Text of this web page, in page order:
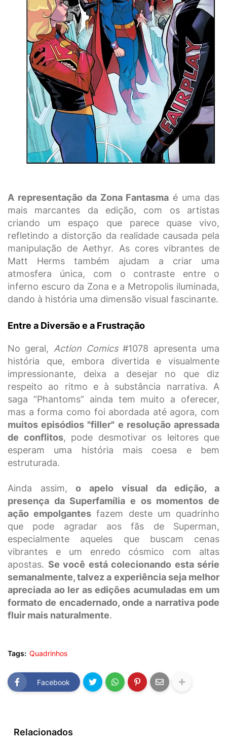
A representação da Zona Fantasma é uma das
mais marcantes da edição, com os artistas
criando um espaço que parece quase vivo,
refletindo a distorção da realidade causada pela
manipulação de Aethyr. As cores vibrantes de
Matt Herms também ajudam a criar uma
atmosfera única, com o contraste entre o
inferno escuro da Zona e a Metropolis iluminada,
dando à história uma dimensão visual fascinante.
Entre a Diversão e a Frustração
No geral, Action Comics#1078 apresenta uma
história que, embora divertida e visualmente
impressionante, deixa a desejar no que diz
respeito ao ritmo e à substância narrativa. A
saga “Phantoms” ainda tem muito a oferecer,
mas a forma como foi abordada até agora, com
muitos episódios "filler" e resolução apressada
de conflitos, pode desmotivar os leitores que
esperam uma história mais coesa e bem
estruturada.
Ainda assim,o apelo visual da edição, a
presença da Superfamília e os momentos de
ação empolgantes fazem deste um quadrinho
que pode agradar aos fãs de Superman,
especialmente aqueles que buscam cenas
vibrantes e um enredo cósmico com altas
apostas. Se você está colecionando esta série
semanalmente, talvez a experiência seja melhor
apreciada ao ler as edições acumuladas em um
formato de encadernado, onde a narrativa pode
fluir mais naturalmente.
Tags: Quadrinhos
Facebook
Relacionados